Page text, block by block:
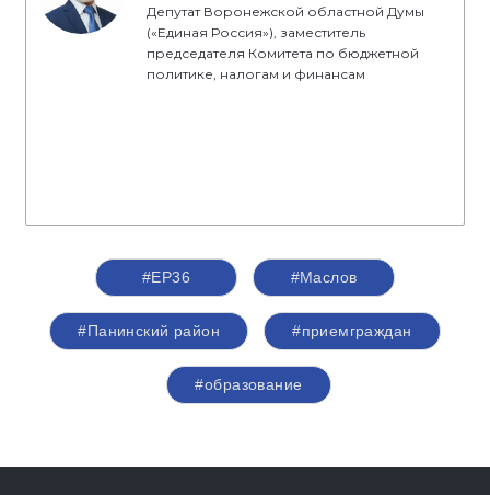
Депутат Воронежской областной Думы
(«Единая Россия»), заместитель
председателя Комитета по бюджетной
политике, налогам и финансам
#ЕР36 #Маслов
#Панинский район #приемграждан
#образование